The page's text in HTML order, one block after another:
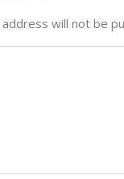
will not be